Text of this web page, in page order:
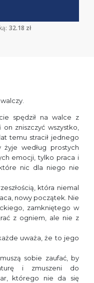
32.18 zł
spędził na walce z
zniszczyć wszystko,
temu stracił jednego
według prostych
emocji, tylko praca i
nic dla niego nie
która niemal
nowy początek. Nie
zamkniętego w
z ogniem, ale nie z
uważa, że to jego
sobie zaufać, by
i zmuszeni do
którego nie da się